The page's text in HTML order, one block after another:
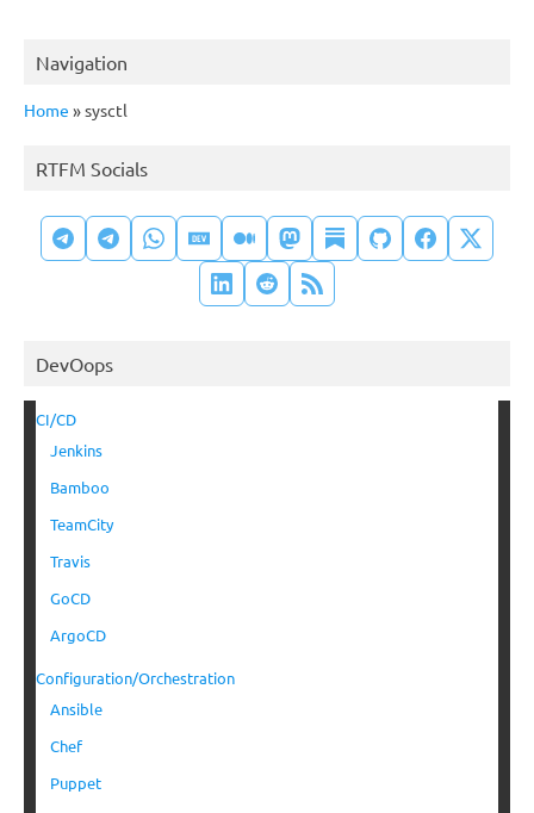
Navigation
Home »sysctl
RTFM Socials
DevOops
CI/CD
Jenkins
Bamboo
TeamCity
Travis
GoCD
ArgoCD
Configuration/Orchestration
Ansible
Chef
Puppet